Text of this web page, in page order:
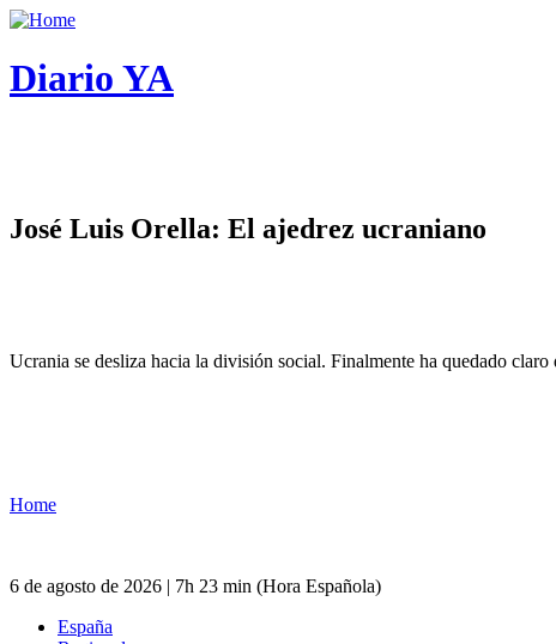
Diario YA
José Luis Orella: El ajedrez ucraniano
Ucrania se desliza hacia la división social. Finalmente ha quedado
Home
6 de agosto de 2026 | 7h 23 min (Hora Española)
España